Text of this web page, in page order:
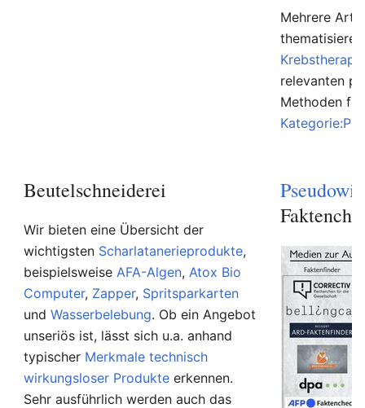
Mehrere
relevanten
Methoden
Beutelschneiderei
Wir bieten eine Übersicht der
wichtigsten Scharlatanerieprodukte,
beispielsweiseAFA-Algen,Atox Bio
Computer, Zapper, Spritsparkarten
undWasserbelebung. Ob ein Angebot
unseriös ist, lässt sich u.a. anhand
typischer Merkmale technisch
wirkungsloser Produkte erkennen.
Sehr ausführlich werden auch das